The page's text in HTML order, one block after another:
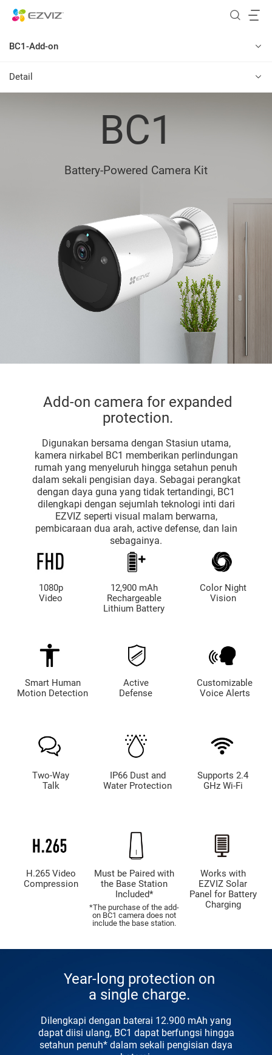
BC1-Add-on
Detail
BC1
Battery-Powered Camera Kit
Add-on camera for expanded
protection.
Digunakan bersama dengan Stasiun utama,
kamera nirkabel BC1 memberikan perlindungan
rumah yang menyeluruh hingga setahun penuh
dalam sekali pengisian daya. Sebagai perangkat
dengan daya guna yang tidak tertandingi, BC1
dilengkapi dengan sejumlah teknologi inti dari
EZVIZ seperti visual malam berwarna,
pembicaraan dua arah, active defense, dan lain
sebagainya.
1080p
Video
12,900 mAh
Rechargeable
Lithium Battery
Color Night
Vision
Smart Human
Motion Detection
Active
Defense
Customizable
Voice Alerts
Two-Way
Talk
IP66 Dust and
Water Protection
Supports 2.4
GHz Wi-Fi
H.265 Video
Compression
Must be Paired with
the Base Station
Included*
Works with
EZVIZ Solar
Panel for Battery
Charging
*The purchase of the add-
on BC1 camera does not
include the base station.
Year-long protection on
a single charge.
Dilengkapi dengan baterai 12.900 mAh yang
dapat diisi ulang, BC1 dapat berfungsi hingga
setahun penuh* dalam sekali pengisian daya